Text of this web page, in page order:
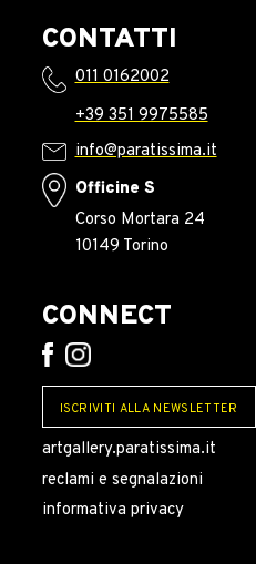
CONTATTI
011 0162002
+39 351 9975585
info@paratissima.it
Officine S
Corso Mortara 24
10149 Torino
CONNECT
ISCRIVITI ALLA NEWSLETTER
artgallery.paratissima.it
reclami e segnalazioni
informativa privacy